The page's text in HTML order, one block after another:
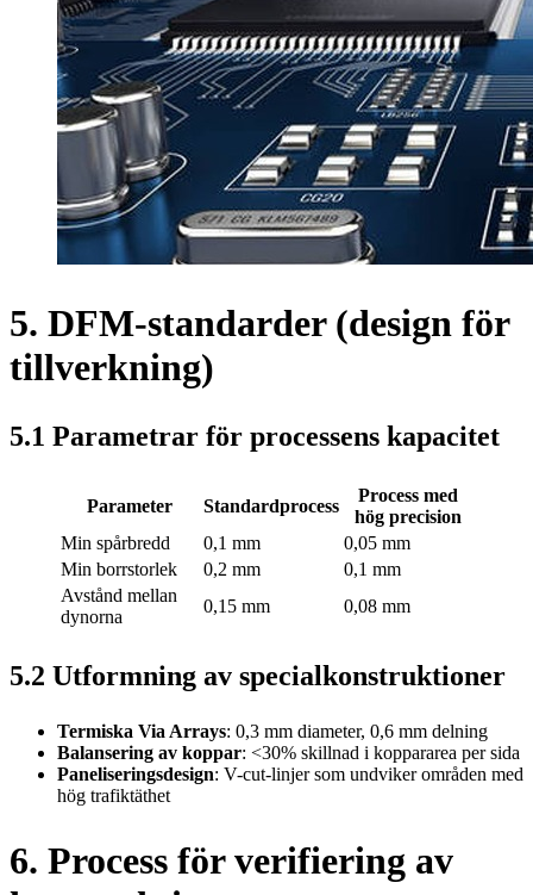
5. DFM-standarder (design för
tillverkning)
5.1 Parametrar för processens kapacitet
Parameter Standardprocess
Process med
hög precision
Min spårbredd
0,1 mm
0,05 mm
Min borrstorlek
0,2 mm
0,1 mm
Avstånd mellan
dynorna
0,15 mm 0,08 mm
5.2 Utformning av specialkonstruktioner
Termiska Via Arrays: 0,3 mm diameter, 0,6 mm delning
Balansering av koppar: <30% skillnad i koppararea per sida
Paneliseringsdesign: V-cut-linjer som undviker områden med
hög trafiktäthet
6. Process för verifiering av